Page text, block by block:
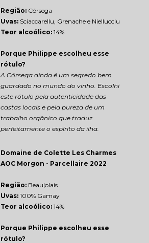
Domaine de Colette Les Charmes
AOC Morgon - Parcellaire 2022
Região: Beaujolais
Uvas: 100% Gamay
Teor alcoólico: 14%
Porque Philippe escolheu esse
rótulo?
Região: Córsega
Uvas: Sciaccarellu, Grenache e Niellucciu
Teor alcoólico: 14%
Porque Philippe escolheu esse
rótulo?
A Córsega ainda é um segredo bem
guardado no mundo do vinho. Escolhi
este rótulo pela autenticidade das
castas locais e pela pureza de um
trabalho orgânico que traduz
perfeitamente o espírito da ilha.